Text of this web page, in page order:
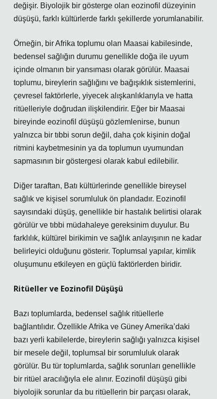
değişir. Biyolojik bir gösterge olan eozinofil düzeyinin
düşüşü, farklı kültürlerde farklı şekillerde yorumlanabilir.
Örneğin, bir Afrika toplumu olan Maasai kabilesinde,
bedensel sağlığın durumu genellikle doğa ile uyum
içinde olmanın bir yansıması olarak görülür. Maasai
toplumu, bireylerin sağlığını ve bağışıklık sistemlerini,
çevresel faktörlerle, yiyecek alışkanlıklarıyla ve hatta
ritüelleriyle doğrudan ilişkilendirir. Eğer bir Maasai
bireyinde eozinofil düşüşü gözlemlenirse, bunun
yalnızca bir tıbbi sorun değil, daha çok kişinin doğal
ritmini kaybetmesinin ya da toplumun uyumundan
sapmasının bir göstergesi olarak kabul edilebilir.
Diğer taraftan, Batı kültürlerinde genellikle bireysel
sağlık ve kişisel sorumluluk ön plandadır. Eozinofil
sayısındaki düşüş, genellikle bir hastalık belirtisi olarak
görülür ve tıbbi müdahaleye gereksinim duyulur. Bu
farklılık, kültürel birikimin ve sağlık anlayışının ne kadar
belirleyici olduğunu gösterir. Toplumsal yapılar, kimlik
oluşumunu etkileyen en güçlü faktörlerden biridir.
Ritüeller ve Eozinofil Düşüşü
Bazı toplumlarda, bedensel sağlık ritüellerle
bağlantılıdır. Özellikle Afrika ve Güney Amerika’daki
bazı yerli kabilelerde, bireylerin sağlığı yalnızca kişisel
bir mesele değil, toplumsal bir sorumluluk olarak
görülür. Bu tür toplumlarda, sağlık sorunları genellikle
bir ritüel aracılığıyla ele alınır. Eozinofil düşüşü gibi
biyolojik sorunlar da bu ritüellerin bir parçası olarak,